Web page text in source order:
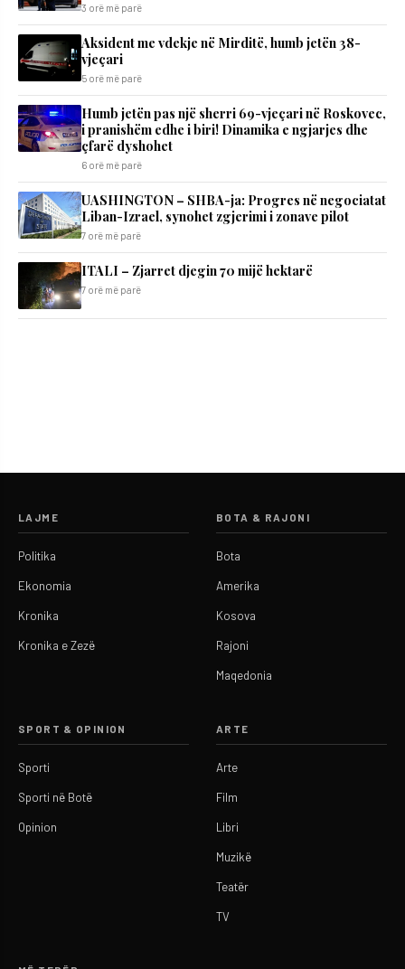
3 orë më parë
Aksident me vdekje në Mirditë, humb jetën 38-
vjeçari
5 orë më parë
Humb jetën pas një sherri 69-vjeçari në Roskovec,
i pranishëm edhe i biri! Dinamika e ngjarjes dhe
çfarë dyshohet
6 orë më parë
UASHINGTON – SHBA-ja: Progres në negociatat
Liban-Izrael, synohet zgjerimi i zonave pilot
7 orë më parë
ITALI – Zjarret djegin 70 mijë hektarë
7 orë më parë
LAJME
Politika
Ekonomia
Kronika
Kronika e Zezë
BOTA & RAJONI
Bota
Amerika
Kosova
Rajoni
Maqedonia
SPORT & OPINION
Sporti
Sporti në Botë
Opinion
ARTE
Arte
Film
Libri
Muzikë
Teatër
TV